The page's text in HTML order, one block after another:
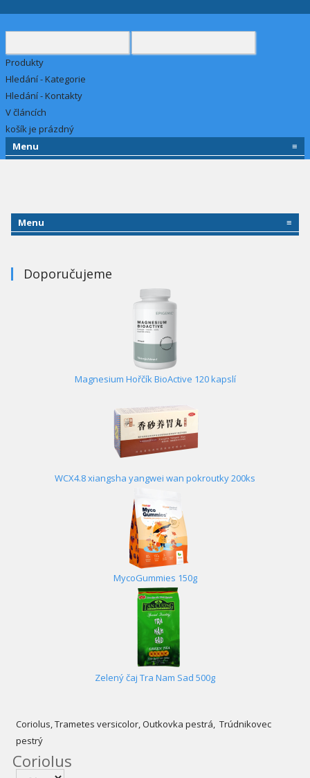
Produkty
Hledání - Kategorie
Hledání - Kontakty
V článcích
košík je prázdný
Menu
≡
Menu ≡
Doporučujeme
Magnesium Hořčík BioActive 120 kapslí
WCX4.8 xiangsha yangwei wan pokroutky 200ks
MycoGummies 150g
Zelený čaj Tra Nam Sad 500g
Coriolus, Trametes versicolor, Outkovka pestrá, Trúdnikovec
pestrý
Coriolus